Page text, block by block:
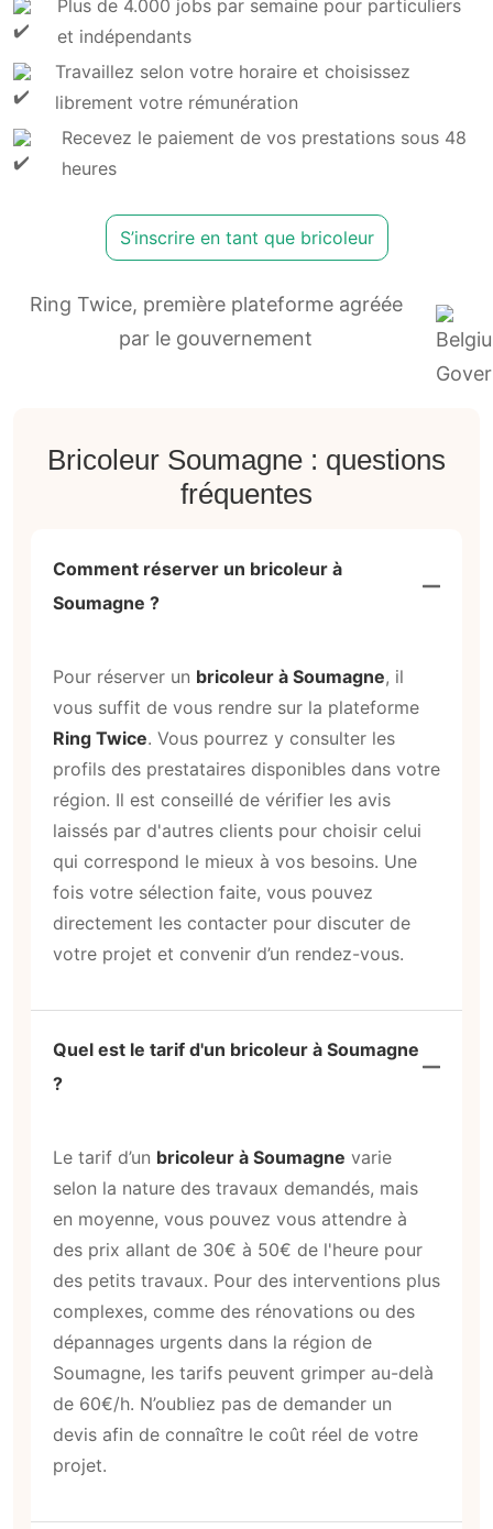
Plus de 4.000 jobs par semaine pour particuliers
et indépendants
Travaillez selon votre horaire et choisissez
librement votre rémunération
Recevez le paiement de vos prestations sous 48
heures
S’inscrire en tant que bricoleur
Ring Twice, première plateforme agréée
par le gouvernement
Bricoleur Soumagne : questions
fréquentes
Comment réserver un bricoleur à
Soumagne ?
Pour réserver un bricoleur à Soumagne, il
vous suffit de vous rendre sur la plateforme
Ring Twice. Vous pourrez y consulter les
profils des prestataires disponibles dans votre
région. Il est conseillé de vérifier les avis
laissés par d'autres clients pour choisir celui
qui correspond le mieux à vos besoins. Une
fois votre sélection faite, vous pouvez
directement les contacter pour discuter de
votre projet et convenir d’un rendez-vous.
Quel est le tarif d'un bricoleur à Soumagne
?
Le tarif d’un bricoleur à Soumagne varie
selon la nature des travaux demandés, mais
en moyenne, vous pouvez vous attendre à
des prix allant de 30€ à 50€ de l'heure pour
des petits travaux. Pour des interventions plus
complexes, comme des rénovations ou des
dépannages urgents dans la région de
Soumagne, les tarifs peuvent grimper au-delà
de 60€/h. N’oubliez pas de demander un
devis afin de connaître le coût réel de votre
projet.